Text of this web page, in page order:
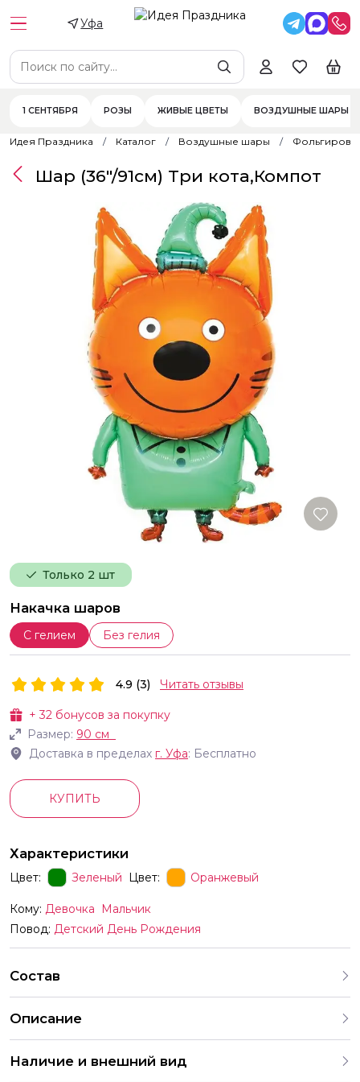
Уфа
1 СЕНТЯБРЯ РОЗЫ ЖИВЫЕ ЦВЕТЫ ВОЗДУШНЫЕ ШАРЫ
Идея Праздника Каталог Воздушные шары
Только 2 шт
Накачка шаров
С гелием Без гелия
Шар (36"/91см) Три кота,Компот
+32 бонусов за покупку
Размер: 90 см
Доставка в пределах г. Уфа: Бесплатно
4.9 (3) Читать отзывы
КУПИТЬ
Характеристики
Цвет: Зеленый Цвет: Оранжевый
Кому: Девочка
Мальчик
Повод: Детский День Рождения
Состав
Описание
Наличие и внешний вид